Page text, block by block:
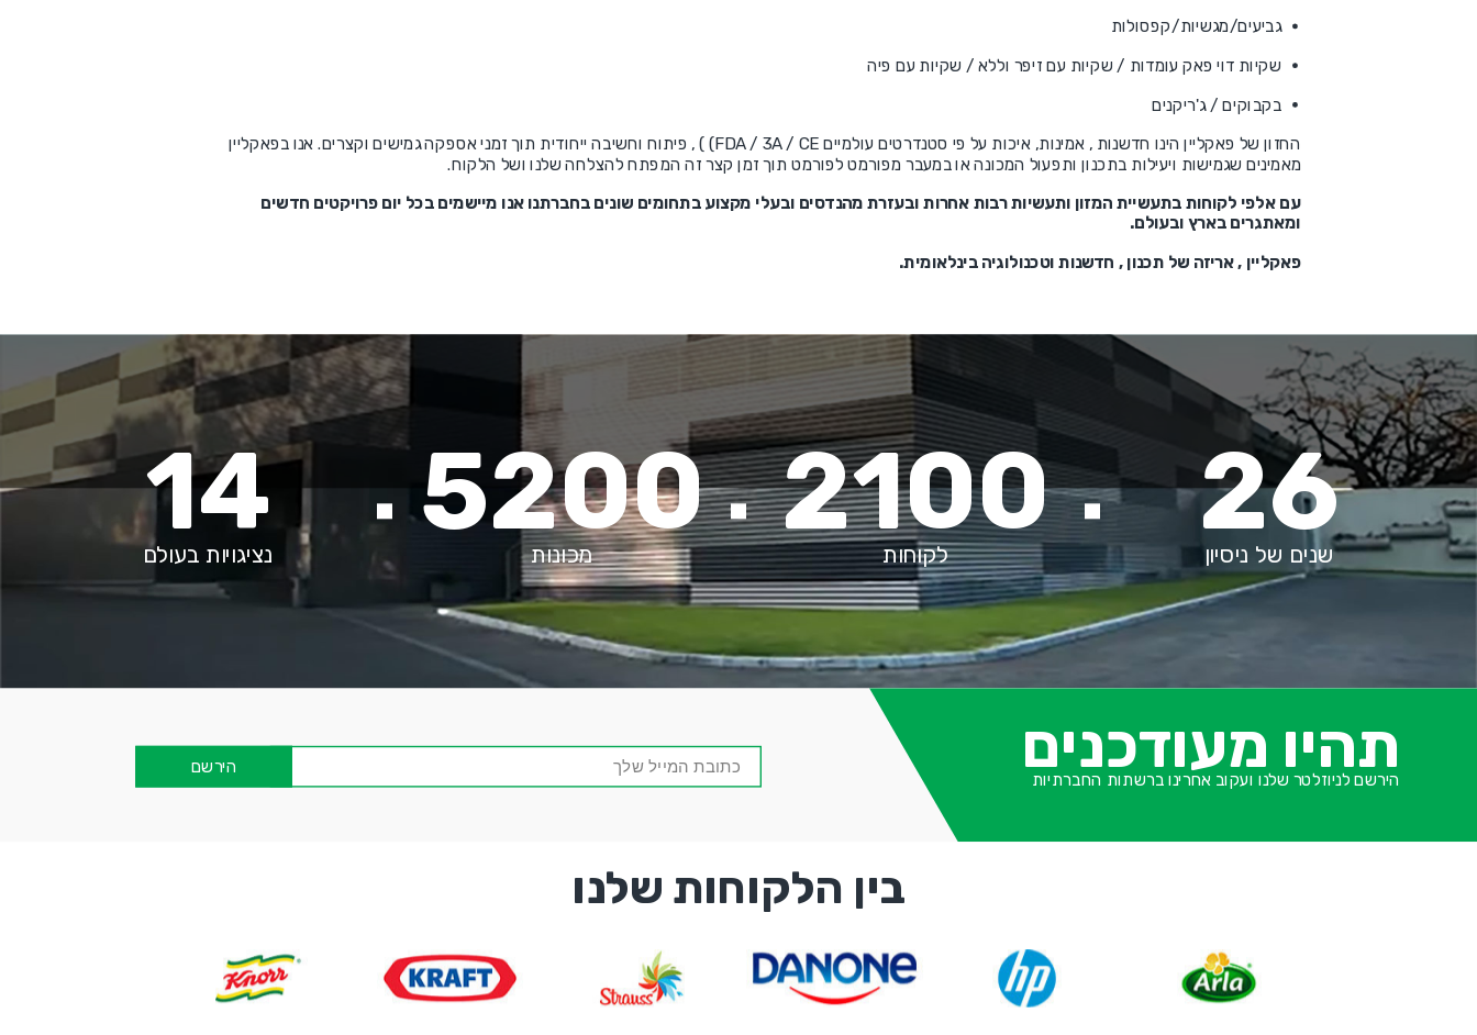
גביעים/מגשיות/קפסולות
שקיות דוי פאק עומדות / שקיות עם זיפר וללא / שקיות עם פיה
בקבוקים / ג'ריקנים
החזון של פאקליין הינו חדשנות , אמינות, איכות על פי סטנדרטים עולמיים FDA / 3A / CE) ) , פיתוח וחשיבה ייחודית תוך זמני אספקה גמישים וקצרים. אנו בפאקליין
מאמינים שגמישות ויעילות בתכנון ותפעול המכונה או במעבר מפורמט לפורמט תוך זמן קצר זה המפתח להצלחה שלנו ושל הלקוח.
עם אלפי לקוחות בתעשיית המזון ותעשיות רבות אחרות ובעזרת מהנדסים ובעלי מקצוע בתחומים שונים בחברתנו אנו מיישמים בכל יום פרויקטים חדשים
ומאתגרים בארץ ובעולם.
פאקליין , אריזה של תכנון , חדשנות וטכנולוגיה בינלאומית.
26
שנים של ניסיון 2100
לקוחות 5200
מכונות 14
נציגויות בעולם
תהיו מעודכנים
הירשם לניוזלטר שלנו ועקוב אחרינו ברשתות החברתיות
הירשם
בין הלקוחות שלנו